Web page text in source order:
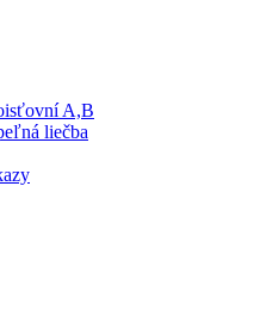
A,B
liečba